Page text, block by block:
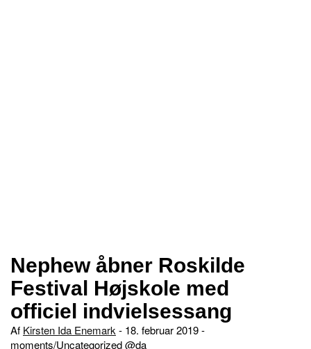
Nephew åbner Roskilde
Festival Højskole med
officiel indvielsessang
Af Kirsten Ida Enemark - 18. februar 2019 -
moments Uncategorized @da